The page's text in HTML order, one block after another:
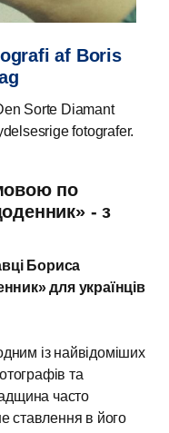
af Boris
Sorte Diamant
fotografer.
по
- з
Бориса
для українців
із найвідоміших
та
часто
ставлення в його